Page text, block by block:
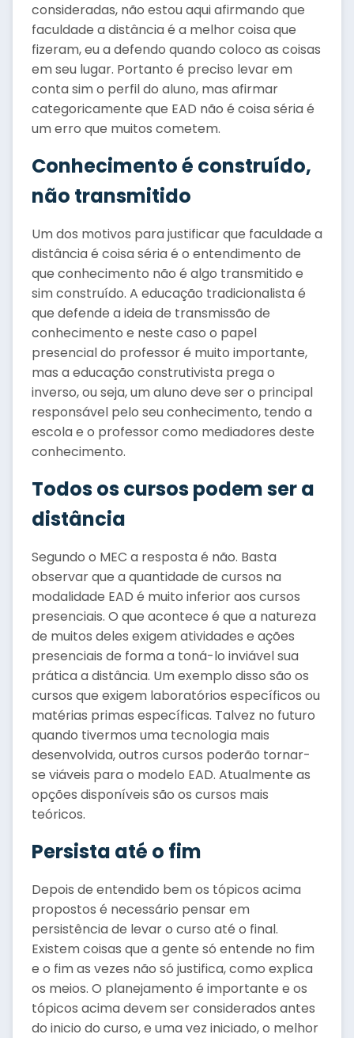
consideradas, não estou aqui afirmando que
faculdade a distância é a melhor coisa que
fizeram, eu a defendo quando coloco as coisas
em seu lugar. Portanto é preciso levar em
conta sim o perfil do aluno, mas afirmar
categoricamente que EAD não é coisa séria é
um erro que muitos cometem.
Conhecimento é construído,
não transmitido
Um dos motivos para justificar que faculdade a
distância é coisa séria é o entendimento de
que conhecimento não é algo transmitido e
sim construído. A educação tradicionalista é
que defende a ideia de transmissão de
conhecimento e neste caso o papel
presencial do professor é muito importante,
mas a educação construtivista prega o
inverso, ou seja, um aluno deve ser o principal
responsável pelo seu conhecimento, tendo a
escola e o professor como mediadores deste
conhecimento.
Todos os cursos podem ser a
distância
Segundo o MEC a resposta é não. Basta
observar que a quantidade de cursos na
modalidade EAD é muito inferior aos cursos
presenciais. O que acontece é que a natureza
de muitos deles exigem atividades e ações
presenciais de forma a toná-lo inviável sua
prática a distância. Um exemplo disso são os
cursos que exigem laboratórios específicos ou
matérias primas específicas. Talvez no futuro
quando tivermos uma tecnologia mais
desenvolvida, outros cursos poderão tornar-
se viáveis para o modelo EAD. Atualmente as
opções disponíveis são os cursos mais
teóricos.
Persista até o fim
Depois de entendido bem os tópicos acima
propostos é necessário pensar em
persistência de levar o curso até o final.
Existem coisas que a gente só entende no fim
e o fim as vezes não só justifica, como explica
os meios. O planejamento é importante e os
tópicos acima devem ser considerados antes
do inicio do curso, e uma vez iniciado, o melhor